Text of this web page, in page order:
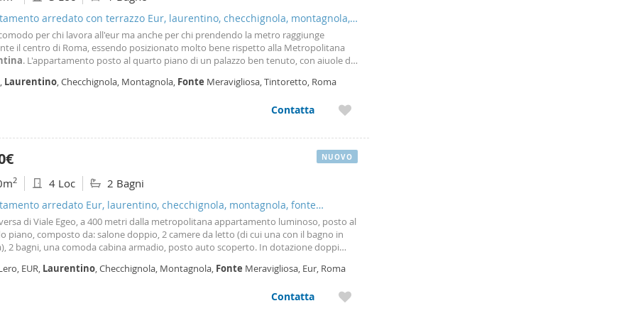
arredato con terrazzo Eur, laurentino, checchignola, montagnola,
per chi lavora all'eur ma anche per chi prendendo la metro raggiunge
il centro di Roma, essendo posizionato molto bene rispetto alla Metropolitana
. L'appartamento posto al quarto piano di un palazzo ben tenuto, con aiuole di
pranzo e divani, dal salone si
Laurentino, Checchignola, Montagnola, Fonte Meravigliosa, Tintoretto, Roma
Contatta
2 4 Loc 2 Bagni
arredato Eur, laurentino, checchignola, montagnola, fonte
di Viale Egeo, a 400 metri dalla metropolitana appartamento luminoso, posto al
piano, composto da: salone doppio, 2 camere da letto (di cui una con il bagno in
2 bagni, una comoda cabina armadio, posto auto scoperto. In dotazione doppi
in salone e in camera da letto, balcone lavatoio in cucina. No agenzie
EUR, Laurentino, Checchignola, Montagnola, Fonte Meravigliosa, Eur, Roma
Contatta
NUOVO